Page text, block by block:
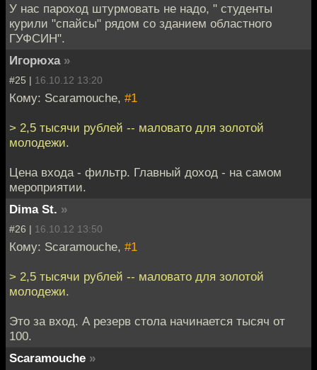
У нас пароход штурмовать не надо, " студенты
курили "спайсы" рядом со зданием областного
ГУФСИН".
Игорюха »
#25 | 16.10.12 13:20
Кому: Scaramouche, #1
> 2,5 тысячи рублей -- маловато для золотой
молодежи.
Цена входа - фильтр. Главный доход - на самом
мероприятии.
Dima St. »
#26 | 16.10.12 13:50
Кому: Scaramouche, #1
> 2,5 тысячи рублей -- маловато для золотой
молодежи.
Это за вход. А резерв стола начинается тысяч от
100.
Scaramouche »